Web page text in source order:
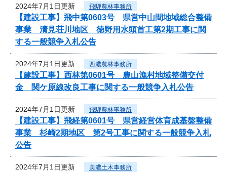
2024年7月1日更新 飛騨農林事務所
【建設工事】飛中第0603号 県営中山間地域総合整備
事業 清見荘川地区 徳野用水頭首工第2期工事に関
する一般競争入札公告
2024年7月1日更新 西濃農林事務所
【建設工事】西林第0601号 農山漁村地域整備交付
金 関ケ原線改良工事に関する一般競争入札公告
2024年7月1日更新 飛騨農林事務所
【建設工事】飛経第0601号 県営経営体育成基盤整備
事業 杉崎2期地区 第2号工事に関する一般競争入札
公告
2024年7月1日更新 美濃土木事務所